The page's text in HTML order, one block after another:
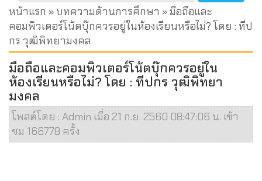
หน้าแรก »บทความด้านการศึกษา » มือถือและ
คอมพิวเตอร์โน้ตบุ๊กควรอยู่ในห้องเรียนหรือไม่? โดย : ทีป
กร วุฒิพิทยามงคล
มือถือและคอมพิวเตอร์โน้ตบุ๊กควรอยู่ใน
ห้องเรียนหรือไม่? โดย : ทีปกร วุฒิพิทยา
มงคล
โพสต์โดย : Admin เมื่อ 21 ก.ย. 2560 08:47:06 น. เข้า
ชม 166778 ครั้ง